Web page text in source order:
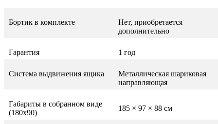
Бортик в комплекте
Нет, приобретается
дополнительно
Гарантия 1 год
Система выдвижения ящика
Металлическая шариковая
направляющая
Габариты в собранном виде
(180х90)
185 × 97 × 88 см